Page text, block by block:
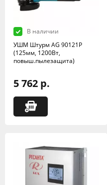
В наличии
УШМ Штурм АG 90121P
(125мм, 1200Вт,
повыш.пылезащита)
5 762 р.